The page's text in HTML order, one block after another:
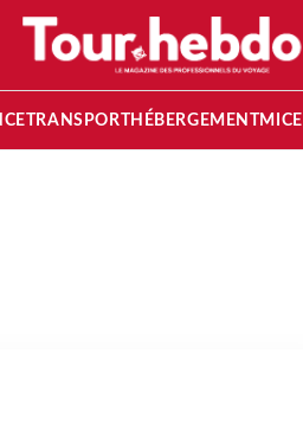
TRANSPORT HÉBERGEMENTMICE